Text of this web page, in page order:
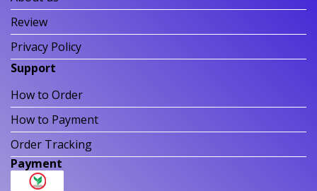
Review
Privacy Policy
Support
How to Order
How to Payment
Order Tracking
Payment